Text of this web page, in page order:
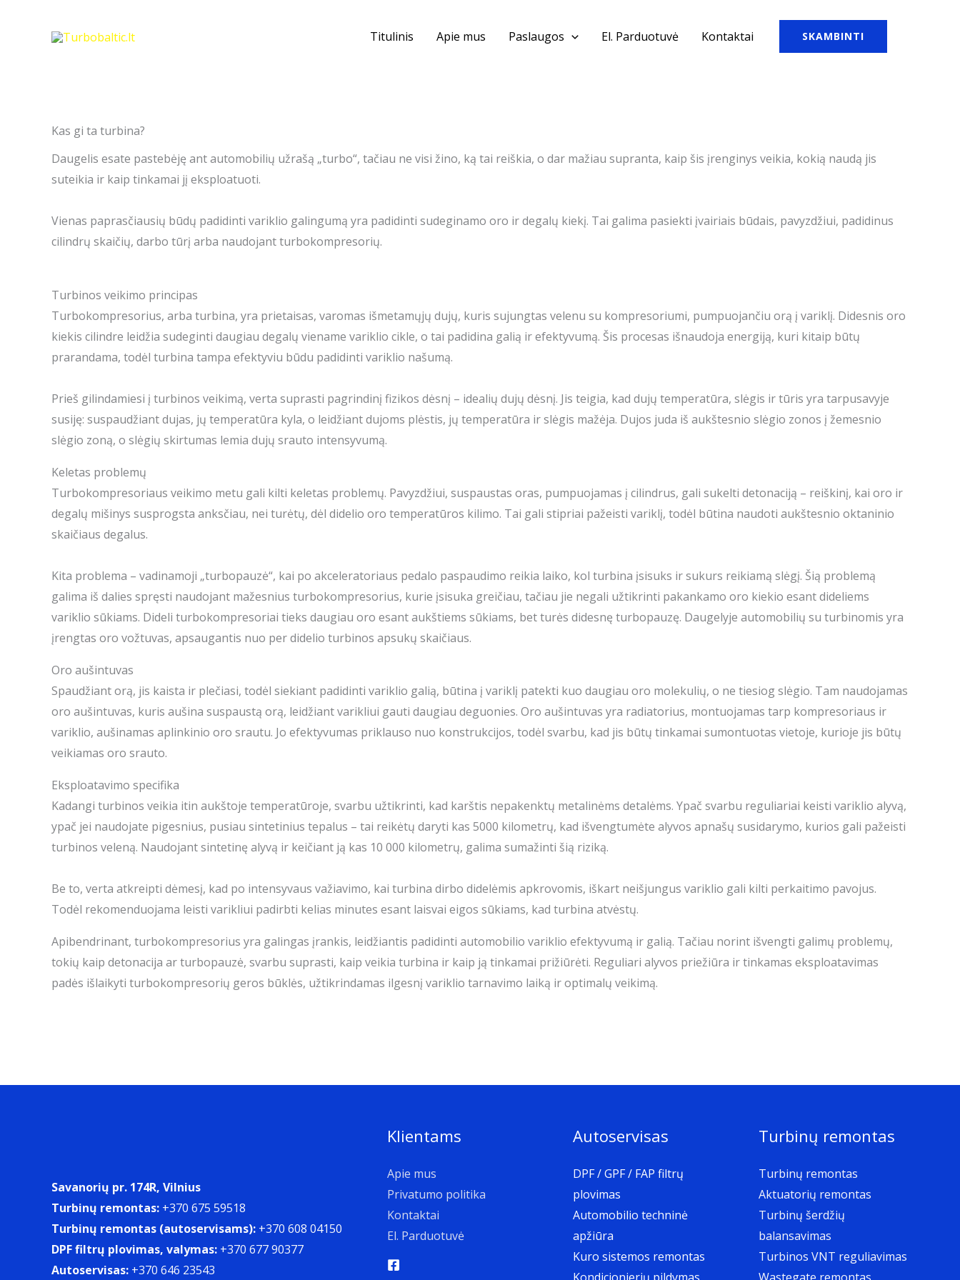
Titulinis Apie mus Paslaugos El. Parduotuvė Kontaktai SKAMBINTI
Kas gi ta turbina?
Daugelis esate pastebėję ant automobilių užrašą „turbo“, tačiau ne visi žino, ką tai reiškia, o dar mažiau supranta, kaip šis įrenginys veikia, kokią naudą jis
suteikia ir kaip tinkamai jį eksploatuoti.
Vienas paprasčiausių būdų padidinti variklio galingumą yra padidinti sudeginamo oro ir degalų kiekį. Tai galima pasiekti įvairiais būdais, pavyzdžiui, padidinus
cilindrų skaičių, darbo tūrį arba naudojant turbokompresorių.
Turbinos veikimo principas
Turbokompresorius, arba turbina, yra prietaisas, varomas išmetamųjų dujų, kuris sujungtas velenu su kompresoriumi, pumpuojančiu orą į variklį. Didesnis oro
kiekis cilindre leidžia sudeginti daugiau degalų viename variklio cikle, o tai padidina galią ir efektyvumą. Šis procesas išnaudoja energiją, kuri kitaip būtų
prarandama, todėl turbina tampa efektyviu būdu padidinti variklio našumą.
Prieš gilindamiesi į turbinos veikimą, verta suprasti pagrindinį fizikos dėsnį – idealių dujų dėsnį. Jis teigia, kad dujų temperatūra, slėgis ir tūris yra tarpusavyje
susiję: suspaudžiant dujas, jų temperatūra kyla, o leidžiant dujoms plėstis, jų temperatūra ir slėgis mažėja. Dujos juda iš aukštesnio slėgio zonos į žemesnio
slėgio zoną, o slėgių skirtumas lemia dujų srauto intensyvumą.
Keletas problemų
Turbokompresoriaus veikimo metu gali kilti keletas problemų. Pavyzdžiui, suspaustas oras, pumpuojamas į cilindrus, gali sukelti detonaciją – reiškinį, kai oro ir
degalų mišinys susprogsta anksčiau, nei turėtų, dėl didelio oro temperatūros kilimo. Tai gali stipriai pažeisti variklį, todėl būtina naudoti aukštesnio oktaninio
skaičiaus degalus.
Kita problema – vadinamoji „turbopauzė“, kai po akceleratoriaus pedalo paspaudimo reikia laiko, kol turbina įsisuks ir sukurs reikiamą slėgį. Šią problemą
galima iš dalies spręsti naudojant mažesnius turbokompresorius, kurie įsisuka greičiau, tačiau jie negali užtikrinti pakankamo oro kiekio esant dideliems
variklio sūkiams. Dideli turbokompresoriai tieks daugiau oro esant aukštiems sūkiams, bet turės didesnę turbopauzę. Daugelyje automobilių su turbinomis yra
įrengtas oro vožtuvas, apsaugantis nuo per didelio turbinos apsukų skaičiaus.
Oro aušintuvas
Spaudžiant orą, jis kaista ir plečiasi, todėl siekiant padidinti variklio galią, būtina į variklį patekti kuo daugiau oro molekulių, o ne tiesiog slėgio. Tam naudojamas
oro aušintuvas, kuris aušina suspaustą orą, leidžiant varikliui gauti daugiau deguonies. Oro aušintuvas yra radiatorius, montuojamas tarp kompresoriaus ir
variklio, aušinamas aplinkinio oro srautu. Jo efektyvumas priklauso nuo konstrukcijos, todėl svarbu, kad jis būtų tinkamai sumontuotas vietoje, kurioje jis būtų
veikiamas oro srauto.
Eksploatavimo specifika
Kadangi turbinos veikia itin aukštoje temperatūroje, svarbu užtikrinti, kad karštis nepakenktų metalinėms detalėms. Ypač svarbu reguliariai keisti variklio alyvą,
ypač jei naudojate pigesnius, pusiau sintetinius tepalus – tai reikėtų daryti kas 5000 kilometrų, kad išvengtumėte alyvos apnašų susidarymo, kurios gali pažeisti
turbinos veleną. Naudojant sintetinę alyvą ir keičiant ją kas 10 000 kilometrų, galima sumažinti šią riziką.
Be to, verta atkreipti dėmesį, kad po intensyvaus važiavimo, kai turbina dirbo didelėmis apkrovomis, iškart neišjungus variklio gali kilti perkaitimo pavojus.
Todėl rekomenduojama leisti varikliui padirbti kelias minutes esant laisvai eigos sūkiams, kad turbina atvėstų.
Apibendrinant, turbokompresorius yra galingas įrankis, leidžiantis padidinti automobilio variklio efektyvumą ir galią. Tačiau norint išvengti galimų problemų,
tokių kaip detonacija ar turbopauzė, svarbu suprasti, kaip veikia turbina ir kaip ją tinkamai prižiūrėti. Reguliari alyvos priežiūra ir tinkamas eksploatavimas
padės išlaikyti turbokompresorių geros būklės, užtikrindamas ilgesnį variklio tarnavimo laiką ir optimalų veikimą.
Savanorių pr. 174R, Vilnius
Turbinų remontas: +370 675 59518
Turbinų remontas (autoservisams): +370 608 04150
DPF filtrų plovimas, valymas: +370 677 90377
Autoservisas: +370 646 23543
Klientams
Apie mus
Privatumo politika
Kontaktai
El. Parduotuvė
Autoservisas
DPF / GPF / FAP filtrų
plovimas
Automobilio techninė
apžiūra
Kuro sistemos remontas
Turbinų remontas
Turbinų remontas
Aktuatorių remontas
Turbinų šerdžių
balansavimas
Turbinos VNT reguliavimas